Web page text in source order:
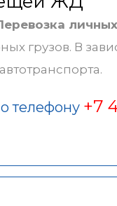
грузов. В
телефону +7